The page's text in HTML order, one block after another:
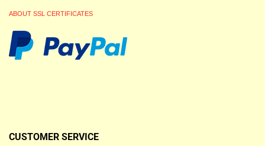
ABOUT SSL CERTIFICATES
CUSTOMER SERVICE